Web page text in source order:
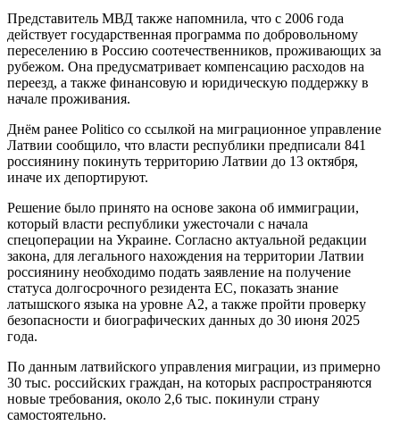
Представитель МВД также напомнила, что с 2006 года
действует государственная программа по добровольному
переселению в Россию соотечественников, проживающих за
рубежом. Она предусматривает компенсацию расходов на
переезд, а также финансовую и юридическую поддержку в
начале проживания.
Днём ранее Politico со ссылкой на миграционное управление
Латвии сообщило, что власти республики предписали 841
россиянину покинуть территорию Латвии до 13 октября,
иначе их депортируют.
Решение было принято на основе закона об иммиграции,
который власти республики ужесточали с начала
спецоперации на Украине. Согласно актуальной редакции
закона, для легального нахождения на территории Латвии
россиянину необходимо подать заявление на получение
статуса долгосрочного резидента ЕС, показать знание
латышского языка на уровне A2, а также пройти проверку
безопасности и биографических данных до 30 июня 2025
года.
По данным латвийского управления миграции, из примерно
30 тыс. российских граждан, на которых распространяются
новые требования, около 2,6 тыс. покинули страну
самостоятельно.